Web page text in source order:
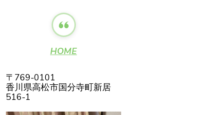
HOME
〒769-0101
香川県高松市国分寺町新居
516-1